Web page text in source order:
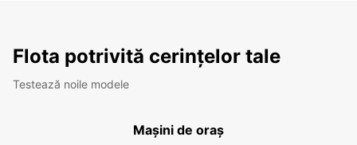
Flota potrivită cerințelor tale
Testează noile modele
Mașini de oraș